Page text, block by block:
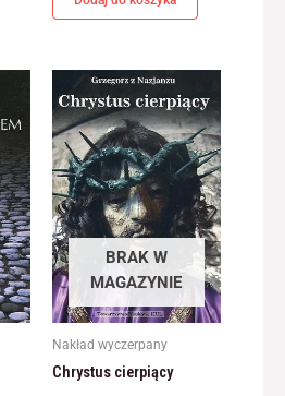
BRAK W
MAGAZYNIE
Nakład wyczerpany
Chrystus cierpiący